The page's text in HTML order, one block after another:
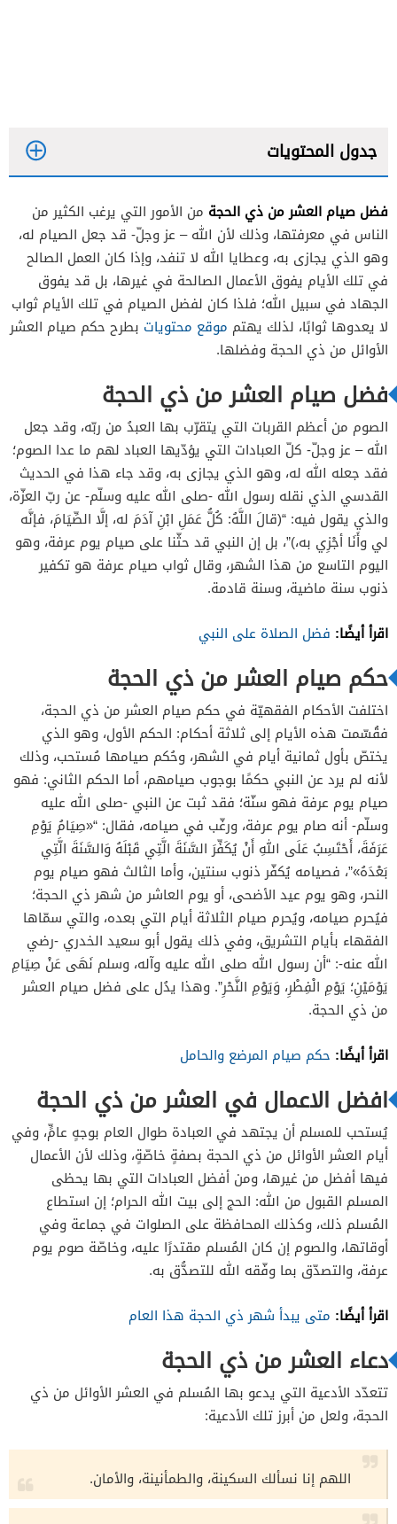
جدول المحتويات
فضل صيام العشر من ذي الحجة من الأمور التي يرغب الكثير من
الناس في معرفتها، وذلك لأن الله – عز وجلّ- قد جعل الصيام له،
وهو الذي يجازى به، وعطايا الله لا تنفد، وإذا كان العمل الصالح
في تلك الأيام يفوق الأعمال الصالحة في غيرها، بل قد يفوق
الجهاد في سبيل الله؛ فلذا كان لفضل الصيام في تلك الأيام ثواب
لا يعدوها ثوابًا، لذلك يهتم موقع محتويات بطرح حكم صيام العشر
الأوائل من ذي الحجة وفضلها.
فضل صيام العشر من ذي الحجة
الصوم من أعظم القربات التي يتقرّب بها العبدُ من ربّه، وقد جعل
الله – عز وجلّ- كلّ العبادات التي يؤدّيها العباد لهم ما عدا الصوم؛
فقد جعله الله له، وهو الذي يجازى به، وقد جاء هذا في الحديث
القدسي الذي نقله رسول الله -صلى الله عليه وسلّم- عن ربّ العزّة،
والذي يقول فيه: “(قالَ اللَّهُ: كُلُّ عَمَلِ ابْنِ آدَمَ له، إلَّا الصِّيَامَ، فإنَّه
لي وأَنَا أجْزِي به،)”، بل إن النبي قد حثّنا على صيام يوم عرفة، وهو
اليوم التاسع من هذا الشهر، وقال ثواب صيام عرفة هو تكفير
ذنوب سنة ماضية، وسنة قادمة.
اقرأ أيضًا: فضل الصلاة على النبي
حكم صيام العشر من ذي الحجة
اختلفت الأحكام الفقهيّة في حكم صيام العشر من ذي الحجة،
فقُسّمت هذه الأيام إلى ثلاثة أحكام: الحكم الأول، وهو الذي
يختصّ بأول ثمانية أيام في الشهر، وحُكم صيامها مُستحب، وذلك
لأنه لم يرد عن النبي حكمًا بوجوب صيامهم، أما الحكم الثاني: فهو
صيام يوم عرفة فهو سنّة؛ فقد ثبت عن النبي -صلى الله عليه
وسلّم- أنه صام يوم عرفة، ورغّب في صيامه، فقال: “«صِيَامُ يَوْمِ
عَرَفَةَ، أَحْتَسِبُ عَلَى اللهِ أَنْ يُكَفِّرَ السَّنَةَ الَّتِي قَبْلَهُ وَالسَّنَةَ الَّتِي
بَعْدَهُ»”، فصيامه يُكفّر ذنوب سنتين، وأما الثالث فهو صيام يوم
النحر، وهو يوم عيد الأضحى، أو يوم العاشر من شهر ذي الحجة؛
فيُحرم صيامه، ويُحرم صيام الثلاثة أيام التي بعده، والتي سمّاها
الفقهاء بأيام التشريق، وفي ذلك يقول أبو سعيد الخدري -رضي
الله عنه-: “أن رسول الله صلى الله عليه وآله، وسلم نَهَى عَنْ صِيَامِ
يَوْمَيْنِ؛ يَوْمِ الْفِطْرِ، وَيَوْمِ النَّحْرِ”. وهذا يدُل على فضل صيام العشر
من ذي الحجة.
اقرأ أيضًا: حكم صيام المرضع والحامل
افضل الاعمال في العشر من ذي الحجة
يُستحب للمسلم أن يجتهد في العبادة طوال العام بوجهٍ عامٍّ، وفي
أيام العشر الأوائل من ذي الحجة بصفةٍ خاصّةٍ، وذلك لأن الأعمال
فيها أفضل من غيرها، ومن أفضل العبادات التي بها يحظى
المسلم القبول من الله: الحج إلى بيت الله الحرام؛ إن استطاع
المُسلم ذلك، وكذلك المحافظة على الصلوات في جماعة وفي
أوقاتها، والصوم إن كان المُسلم مقتدرًا عليه، وخاصّة صوم يوم
عرفة، والتصدّق بما وفّقه الله للتصدُّق به.
اقرأ أيضًا: متى يبدأ شهر ذي الحجة هذا العام
دعاء العشر من ذي الحجة
تتعدّد الأدعية التي يدعو بها المُسلم في العشر الأوائل من ذي
الحجة، ولعل من أبرز تلك الأدعية:
اللهم إنا نسألك السكينة، والطمأنينة، والأمان.